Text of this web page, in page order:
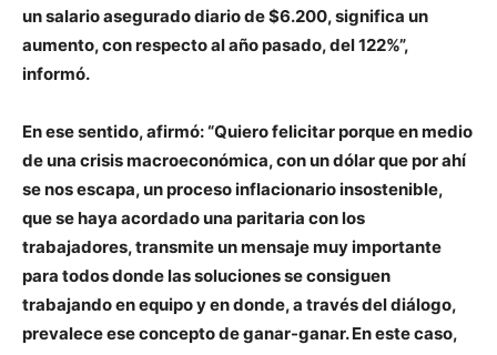
un salario asegurado diario de $6.200, significa un
aumento, con respecto al año pasado, del 122%”,
informó.
En ese sentido, afirmó: “Quiero felicitar porque en medio
de una crisis macroeconómica, con un dólar que por ahí
se nos escapa, un proceso inflacionario insostenible,
que se haya acordado una paritaria con los
trabajadores, transmite un mensaje muy importante
para todos donde las soluciones se consiguen
trabajando en equipo y en donde, a través del diálogo,
prevalece ese concepto de ganar-ganar. En este caso,